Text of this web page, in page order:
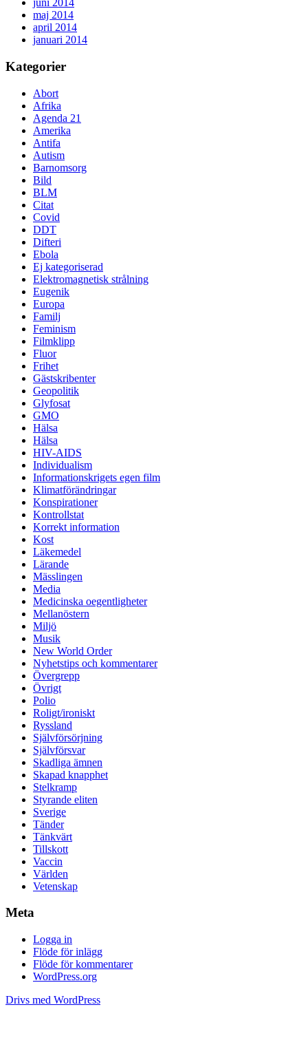
juni 2014
maj 2014
april 2014
januari 2014
Kategorier
Abort
Afrika
Agenda 21
Amerika
Antifa
Autism
Barnomsorg
Bild
BLM
Citat
Covid
DDT
Difteri
Ebola
Ej kategoriserad
Elektromagnetisk strålning
Eugenik
Europa
Familj
Feminism
Filmklipp
Fluor
Frihet
Gästskribenter
Geopolitik
Glyfosat
GMO
Hälsa
Hälsa
HIV-AIDS
Individualism
Informationskrigets egen film
Klimatförändringar
Konspirationer
Kontrollstat
Korrekt information
Kost
Läkemedel
Lärande
Mässlingen
Media
Medicinska oegentligheter
Mellanöstern
Miljö
Musik
New World Order
Nyhetstips och kommentarer
Övergrepp
Övrigt
Polio
Roligt/ironiskt
Ryssland
Självförsörjning
Självförsvar
Skadliga ämnen
Skapad knapphet
Stelkramp
Styrande eliten
Sverige
Tänder
Tänkvärt
Tillskott
Vaccin
Världen
Vetenskap
Meta
Logga in
Flöde för inlägg
Flöde för kommentarer
WordPress.org
Drivs med WordPress